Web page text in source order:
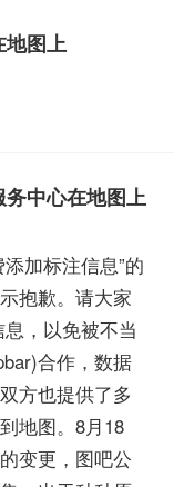
地图上
中心在地图上
加标注信息”的
抱歉。请大家
，以免被不当
合作，数据
方也提供了多
地图。8月18
变更，图吧公